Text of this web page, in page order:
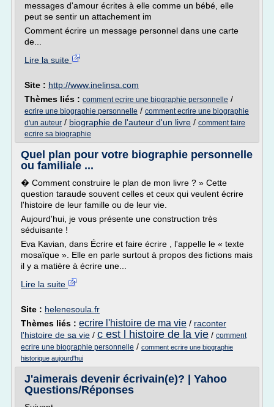
messages d'amour écrites à elle comme un bébé, elle
peut se sentir un attachement im
Comment écrire un message personnel dans une carte
de...
Lire la suite
Site : http://www.inelinsa.com
Thèmes liés : comment ecrire une biographie personnelle /
ecrire une biographie personnelle / comment ecrire une biographie
d'un auteur / biographie de l'auteur d'un livre / comment faire
ecrire sa biographie
Quel plan pour votre biographie personnelle
ou familiale ...
� Comment construire le plan de mon livre ? » Cette
question taraude souvent celles et ceux qui veulent écrire
l'histoire de leur famille ou de leur vie.
Aujourd'hui, je vous présente une construction très
séduisante !
Eva Kavian, dans Écrire et faire écrire , l'appelle le « texte
mosaïque ». Elle en parle surtout à propos des fictions mais
il y a matière à écrire une...
Lire la suite
Site : helenesoula.fr
Thèmes liés : ecrire l'histoire de ma vie / raconter
l'histoire de sa vie / c est l histoire de la vie / comment
ecrire une biographie personnelle / comment ecrire une biographie
historique aujourd'hui
J'aimerais devenir écrivain(e)? | Yahoo
Questions/Réponses